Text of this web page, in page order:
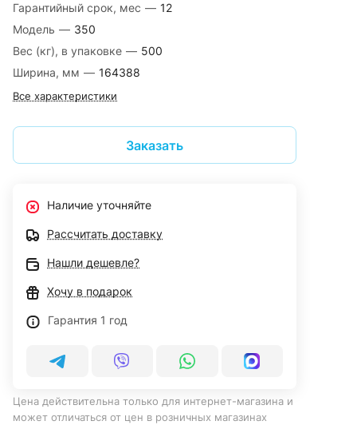
Гарантийный срок, мес — 12
Модель — 350
Вес (кг), в упаковке — 500
Ширина, мм — 164388
Все характеристики
Заказать
Наличие уточняйте
Рассчитать доставку
Нашли дешевле?
Хочу в подарок
Гарантия 1 год
Цена действительна только для интернет-магазина и
может отличаться от цен в розничных магазинах